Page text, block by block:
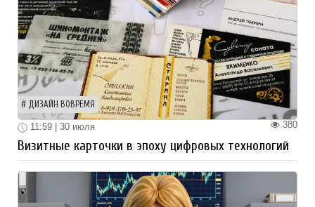
ДИЗАЙН ВОВРЕМЯ
380
11:59 | 30 июля
Визитные карточки в эпоху цифровых технологий